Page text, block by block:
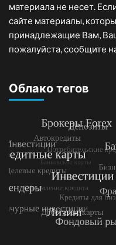
материала не несет.
сайте материалы,
принадлежащие Вам,
пожалуйста, сообщите
Облако тегов